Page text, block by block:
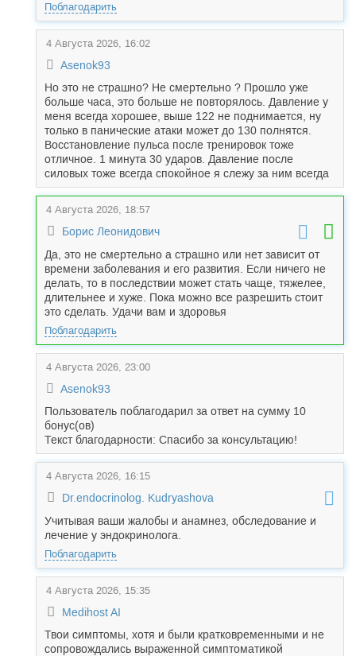
Поблагодарить
4 Августа 2026, 16:02
Asenok93
Но это не страшно? Не смертельно ? Прошло уже
больше часа, это больше не повторялось. Давление у
меня всегда хорошее, выше 122 не поднимается, ну
только в панические атаки может до 130 полнятся.
Восстановление пульса после тренировок тоже
отличное. 1 минута 30 ударов. Давление после
силовых тоже всегда спокойное я слежу за ним всегда
4 Августа 2026, 18:57
Борис Леонидович
Да, это не смертельно а страшно или нет зависит от
времени заболевания и его развития. Если ничего не
делать, то в последствии может стать чаще, тяжелее,
длительнее и хуже. Пока можно все разрешить стоит
это сделать. Удачи вам и здоровья
Поблагодарить
4 Августа 2026, 23:00
Asenok93
Пользователь поблагодарил за ответ на сумму 10
бонус(ов)
Текст благодарности: Спасибо за консультацию!
4 Августа 2026, 16:15
Dr.endocrinolog. Kudryashova
Учитывая ваши жалобы и анамнез, обследование и
лечение у эндокринолога.
Поблагодарить
4 Августа 2026, 15:35
Medihost AI
Твои симптомы, хотя и были кратковременными и не
сопровождались выраженной симптоматикой